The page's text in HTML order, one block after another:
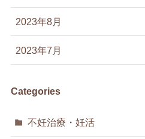
2023年8月
2023年7月
Categories
不妊治療・妊活